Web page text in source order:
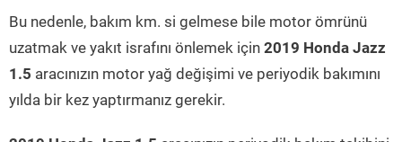
Bu nedenle, bakım km. si gelmese bile motor ömrünü
uzatmak ve yakıt israfını önlemek için 2019 Honda Jazz
1.5 aracınızın motor yağ değişimi ve periyodik bakımını
yılda bir kez yaptırmanız gerekir.